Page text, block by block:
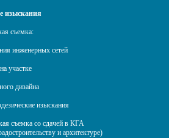
изыскания
съемка:
инженерных сетей
участке
дизайна
изыскания
съемка со сдачей в КГА
и архитектуре)